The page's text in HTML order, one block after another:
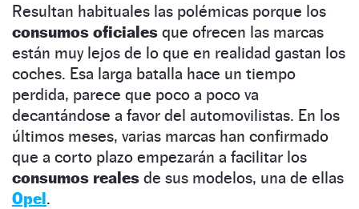
Resultan habituales las polémicas porque los
consumos oficiales que ofrecen las marcas
están muy lejos de lo que en realidad gastan los
coches. Esa larga batalla hace un tiempo
perdida, parece que poco a poco va
decantándose a favor del automovilistas. En los
últimos meses, varias marcas han confirmado
que a corto plazo empezarán a facilitar los
consumos reales de sus modelos, una de ellas
Opel.